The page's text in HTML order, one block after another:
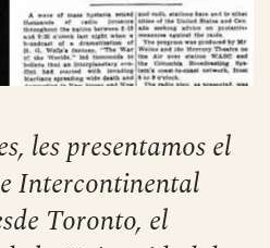
les presentamos el
Intercontinental
Toronto, el